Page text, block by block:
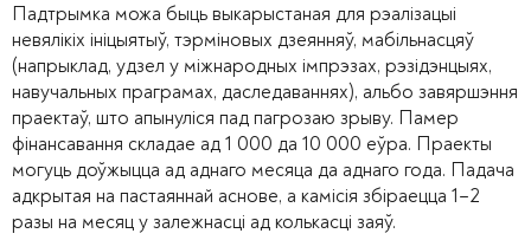
Падтрымка можа быць выкарыстаная для рэалізацыі
невялікіх ініцыятыў, тэрміновых дзеянняў, мабільнасцяў
(напрыклад, удзел у міжнародных імпрэзах, рэзідэнцыях,
навучальных праграмах, даследаваннях), альбо завяршэння
праектаў, што апынуліся пад пагрозаю зрыву. Памер
фінансавання складае ад 1 000 да 10 000 еўра. Праекты
могуць доўжыцца ад аднаго месяца да аднаго года. Падача
адкрытая на пастаяннай аснове, а камісія збіраецца 1–2
разы на месяц у залежнасці ад колькасці заяў.